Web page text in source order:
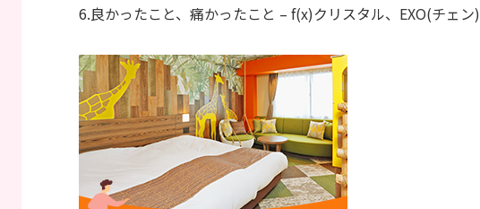
6.良かったこと、痛かったこと – f(x)クリスタル、EXO(チェン)